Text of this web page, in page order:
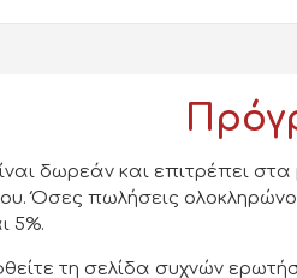
δωρεάν και επιτρέπει
Όσες πωλήσεις
5%.
τη σελίδα συχνών